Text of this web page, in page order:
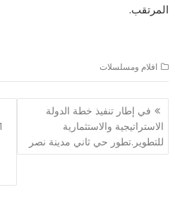
المرتقب.
افلام ومسلسلات
تصفّح
المقالات
في إطار تنفيذ خطة الدولة
الاستراتيجية والاستثمارية
للتطوير.تطور حي ثاني مدينة نصر